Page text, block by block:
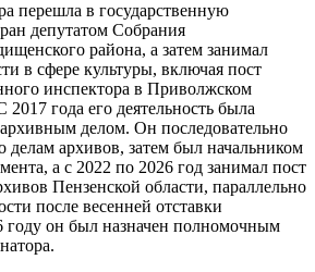
перешла в государственную
депутатом Собрания
района, а затем занимал
в сфере культуры, включая пост
инспектора в Приволжском
года его деятельность была
делом. Он последовательно
делам архивов, затем был начальником
а с 2022 по 2026 год занимал пост
Пензенской области, параллельно
после весенней отставки
году он был назначен полномочным